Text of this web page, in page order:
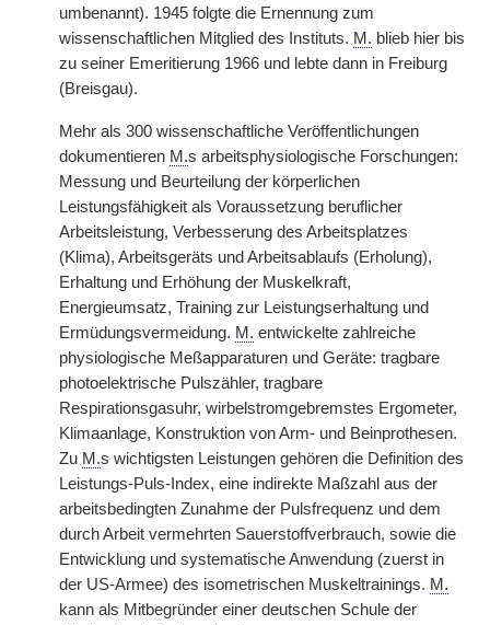
umbenannt). 1945 folgte die Ernennung zum
wissenschaftlichen Mitglied des Instituts. M. blieb hier bis
zu seiner Emeritierung 1966 und lebte dann in Freiburg
(Breisgau).
Mehr als 300 wissenschaftliche Veröffentlichungen
dokumentieren M.s arbeitsphysiologische Forschungen:
Messung und Beurteilung der körperlichen
Leistungsfähigkeit als Voraussetzung beruflicher
Arbeitsleistung, Verbesserung des Arbeitsplatzes
(Klima), Arbeitsgeräts und Arbeitsablaufs (Erholung),
Erhaltung und Erhöhung der Muskelkraft,
Energieumsatz, Training zur Leistungserhaltung und
Ermüdungsvermeidung. M. entwickelte zahlreiche
physiologische Meßapparaturen und Geräte: tragbare
photoelektrische Pulszähler, tragbare
Respirationsgasuhr, wirbelstromgebremstes Ergometer,
Klimaanlage, Konstruktion von Arm- und Beinprothesen.
Zu M.s wichtigsten Leistungen gehören die Definition des
Leistungs-Puls-Index, eine indirekte Maßzahl aus der
arbeitsbedingten Zunahme der Pulsfrequenz und dem
durch Arbeit vermehrten Sauerstoffverbrauch, sowie die
Entwicklung und systematische Anwendung (zuerst in
der US-Armee) des isometrischen Muskeltrainings. M.
kann als Mitbegründer einer deutschen Schule der